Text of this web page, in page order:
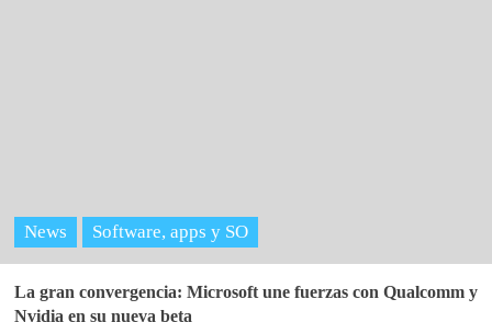
News Software, apps y SO
La gran convergencia: Microsoft une fuerzas con Qualcomm y
Nvidia en su nueva beta